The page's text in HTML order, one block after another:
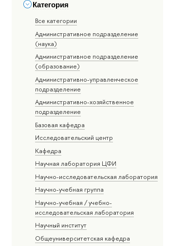
Категория
Все категории
Административное подразделение
(наука)
Административное подразделение
(образование)
Административно-управленческое
подразделение
Административно-хозяйственное
подразделение
Базовая кафедра
Исследовательский центр
Кафедра
Научная лаборатория ЦФИ
Научно-исследовательская лаборатория
Научно-учебная группа
Научно-учебная / учебно-
исследовательская лаборатория
Научный институт
Общеуниверситетская кафедра